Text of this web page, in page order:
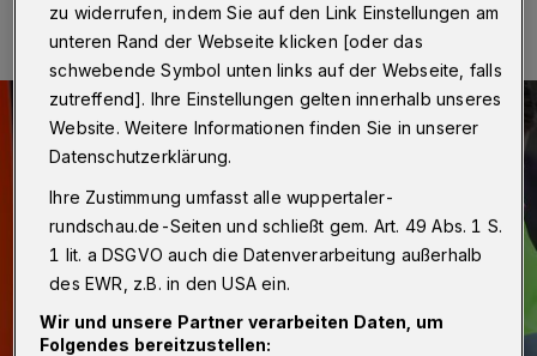
zu widerrufen, indem Sie auf den Link Einstellungen am
unteren Rand der Webseite klicken [oder das
schwebende Symbol unten links auf der Webseite, falls
zutreffend]. Ihre Einstellungen gelten innerhalb unseres
Website. Weitere Informationen finden Sie in unserer
Datenschutzerklärung.
Ihre Zustimmung umfasst alle wuppertaler-
rundschau.de-Seiten und schließt gem. Art. 49 Abs. 1 S.
1 lit. a DSGVO auch die Datenverarbeitung außerhalb
des EWR, z.B. in den USA ein.
Wir und unsere Partner verarbeiten Daten, um
Folgendes bereitzustellen: